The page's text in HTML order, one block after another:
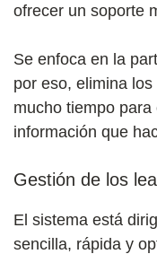
ofrecer un soporte
Se enfoca en la
por eso, elimina
mucho tiempo
información que
Gestión de los
El sistema está
sencilla, rápida y